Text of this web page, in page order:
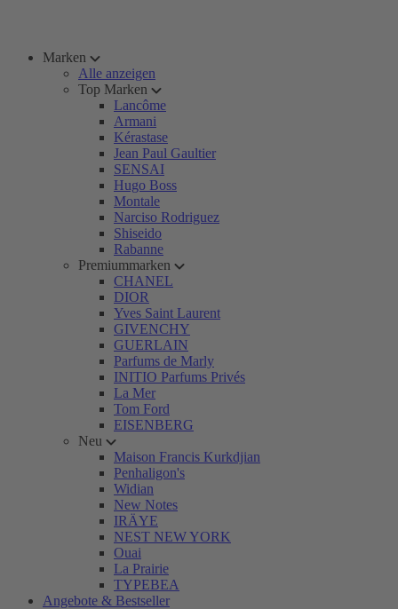
Marken
Alle anzeigen
Top Marken
Lancôme
Armani
Kérastase
Jean Paul Gaultier
SENSAI
Hugo Boss
Montale
Narciso Rodriguez
Shiseido
Rabanne
Premiummarken
CHANEL
DIOR
Yves Saint Laurent
GIVENCHY
GUERLAIN
Parfums de Marly
INITIO Parfums Privés
La Mer
Tom Ford
EISENBERG
Neu
Maison Francis Kurkdjian
Penhaligon's
Widian
New Notes
IRÄYE
NEST NEW YORK
Ouai
La Prairie
TYPEBEA
Angebote & Bestseller